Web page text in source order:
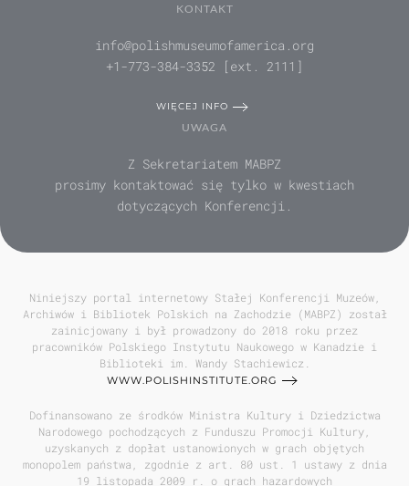
KONTAKT
info@polishmuseumofamerica.org
+1-773-384-3352 [ext. 2111]
WIĘCEJ INFO
UWAGA
Z Sekretariatem MABPZ
prosimy kontaktować się tylko w kwestiach
dotyczących Konferencji.
Niniejszy portal internetowy Stałej Konferencji Muzeów,
Archiwów i Bibliotek Polskich na Zachodzie (MABPZ) został
zainicjowany i był prowadzony do 2018 roku przez
pracowników Polskiego Instytutu Naukowego w Kanadzie i
Biblioteki im. Wandy Stachiewicz.
WWW.POLISHINSTITUTE.ORG
Dofinansowano ze środków Ministra Kultury i Dziedzictwa
Narodowego pochodzących z Funduszu Promocji Kultury,
uzyskanych z dopłat ustanowionych w grach objętych
monopolem państwa, zgodnie z art. 80 ust. 1 ustawy z dnia
19 listopada 2009 r. o grach hazardowych